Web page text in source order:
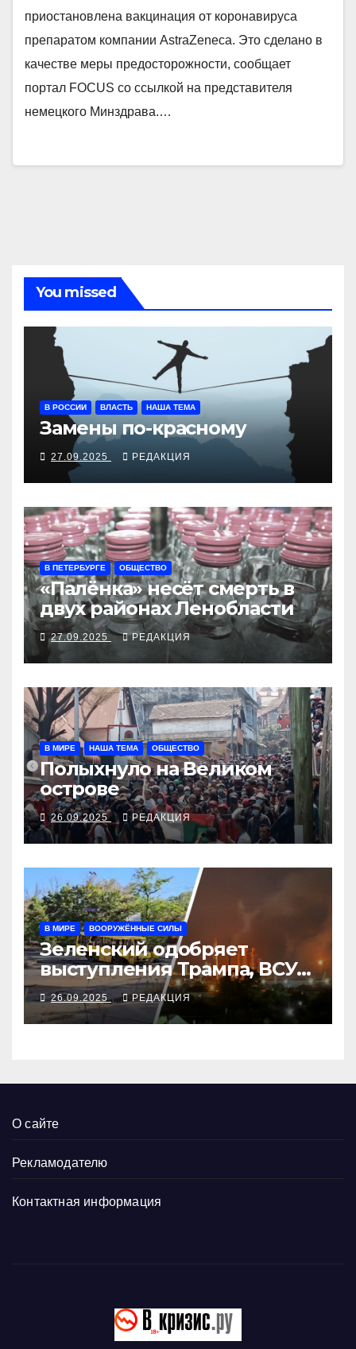
приостановлена вакцинация от коронавируса
препаратом компании AstraZeneca. Это сделано в
качестве меры предосторожности, сообщает
портал FOCUS со ссылкой на представителя
немецкого Минздрава.…
You missed
В РОССИИ ВЛАСТЬ НАША ТЕМА
Замены по-красному
27.09.2025 РЕДАКЦИЯ
В ПЕТЕРБУРГЕ ОБЩЕСТВО
«Палёнка» несёт смерть в
двух районах Ленобласти
27.09.2025 РЕДАКЦИЯ
В МИРЕ НАША ТЕМА ОБЩЕСТВО
Полыхнуло на Великом
острове
26.09.2025 РЕДАКЦИЯ
В МИРЕ ВООРУЖЁННЫЕ СИЛЫ
Зеленский одобряет
выступления Трампа, ВСУ
закрыли Добропольский
рубеж
26.09.2025 РЕДАКЦИЯ
О сайте
Рекламодателю
Контактная информация